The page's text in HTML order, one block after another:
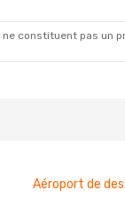
constituent pas un
Aéroport de